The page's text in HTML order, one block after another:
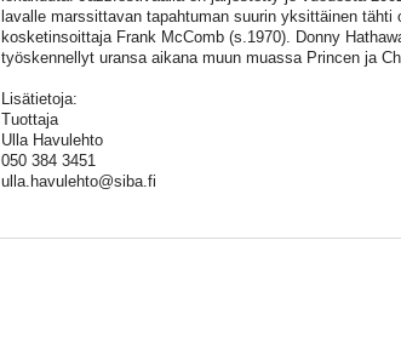
lavalle marssittavan tapahtuman suurin yksittäinen
kosketinsoittaja Frank McComb (s.1970). Donny
työskennellyt uransa aikana muun muassa Princen ja
Lisätietoja:
Tuottaja
Ulla Havulehto
050 384 3451
ulla.havulehto@siba.fi